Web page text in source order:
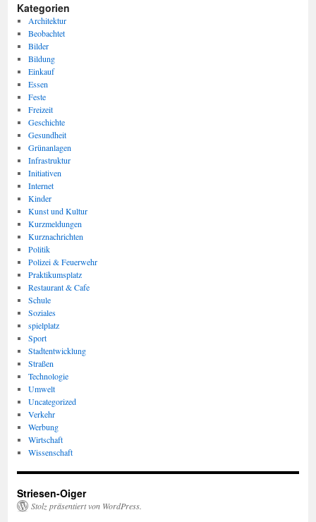
Kategorien
Architektur
Beobachtet
Bilder
Bildung
Einkauf
Essen
Feste
Freizeit
Geschichte
Gesundheit
Grünanlagen
Infrastruktur
Initiativen
Internet
Kinder
Kunst und Kultur
Kurzmeldungen
Kurznachrichten
Politik
Polizei & Feuerwehr
Praktikumsplatz
Restaurant & Cafe
Schule
Soziales
spielplatz
Sport
Stadtentwicklung
Straßen
Technologie
Umwelt
Uncategorized
Verkehr
Werbung
Wirtschaft
Wissenschaft
Striesen-Oiger
Stolz präsentiert von WordPress.